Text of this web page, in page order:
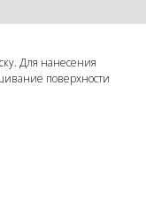
Для нанесения
поверхности